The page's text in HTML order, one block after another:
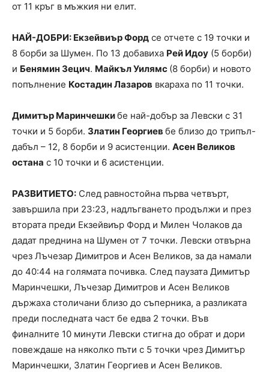
от 11 кръг в мъжкия ни елит.
НАЙ-ДОБРИ: Екзейвиър Форд се отчете с 19 точки и
8 борби за Шумен. По 13 добавиха Рей Идоу (5 борби)
и Бенямин Зецич. Майкъл Уилямс (8 борби) и новото
попълнение Костадин Лазаров вкараха по 11 точки.
Димитър Маринчешкибе най-добър за Левски с 31
точки и 5 борби. Златин Георгиев бе близо до трипъл-
дабъл – 12, 8 борби и 9 асистенции. Асен Великов
остана с 10 точки и 6 асистенции.
РАЗВИТИЕТО: След равностойна първа четвърт,
завършила при 23:23, надлъгването продължи и през
втората преди Екзейвиър Форд и Милен Чолаков да
дадат преднина на Шумен от 7 точки. Левски отвърна
чрез Лъчезар Димитров и Асен Великов, за да намали
до 40:44 на голямата почивка. След паузата Димитър
Маринчешки, Лъчезар Димитров и Асен Великов
държаха столичани близо до съперника, а разликата
преди последната част бе едва 2 точки. Във
финалните 10 минути Левски стигна до обрат и дори
повеждаше на няколко пъти с 5 точки чрез Димитър
Маринчешки, Златин Георгиев и Асен Великов.